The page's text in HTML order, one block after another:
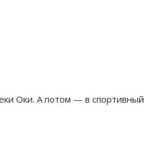
Оки. А потом — в